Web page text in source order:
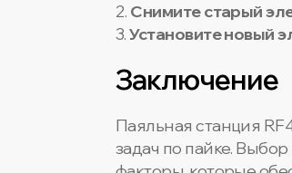
2. Снимите старый
3.Установите новый
Заключение
Паяльная станция
задач по пайке.